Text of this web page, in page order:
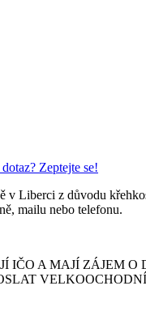
Zeptejte se!
v Liberci z důvodu
mailu nebo telefonu.
IČO A MAJÍ ZÁJEM O